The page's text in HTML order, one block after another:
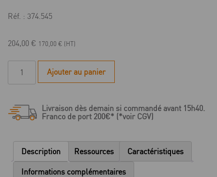
Réf. : 374.545
204,00 € 170,00 € (HT)
stockage
Mix
New
Ajouter au panier
Livraison dès demain si commandé avant 15h40.
Franco de port 200€* (*voir CGV)
Description Ressources Caractéristiques
Informations complémentaires